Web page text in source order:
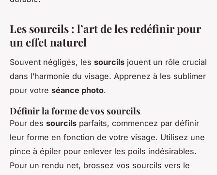
Les sourcils : l’art de les redéfinir pour
un effet naturel
Souvent négligés, les sourcils jouent un rôle crucial
dans l’harmonie du visage. Apprenez à les sublimer
pour votre séance photo.
Définir la forme de vos sourcils
Pour des sourcils parfaits, commencez par définir
leur forme en fonction de votre visage. Utilisez une
pince à épiler pour enlever les poils indésirables.
Pour un rendu net, brossez vos sourcils vers le